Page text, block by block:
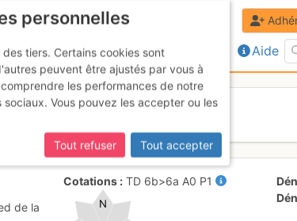
Aide
de la
Cotations TD 6b>6a A0 P1
N
personnelles
tiers. Certains cookies sont
peuvent être ajustés par vous à
les performances de notre
Vous pouvez les accepter ou les
Tout refuser
Tout accepter